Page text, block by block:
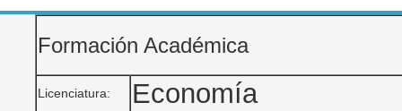
Formación Académica
Licenciatura: Economía